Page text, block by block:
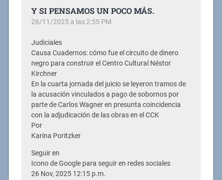
Y SI PENSAMOS UN POCO MÁS.
26/11/2025 a las 2:55 PM
Judiciales
Causa Cuadernos: cómo fue el circuito de dinero
negro para construir el Centro Cultural Néstor
Kirchner
En la cuarta jornada del juicio se leyeron tramos de
la acusación vinculados a pago de sobornos por
parte de Carlos Wagner en presunta coincidencia
con la adjudicación de las obras en el CCK
Por
Karina Poritzker
Seguir en
Icono de Google para seguir en redes sociales
26 Nov, 2025 12:15 p.m.